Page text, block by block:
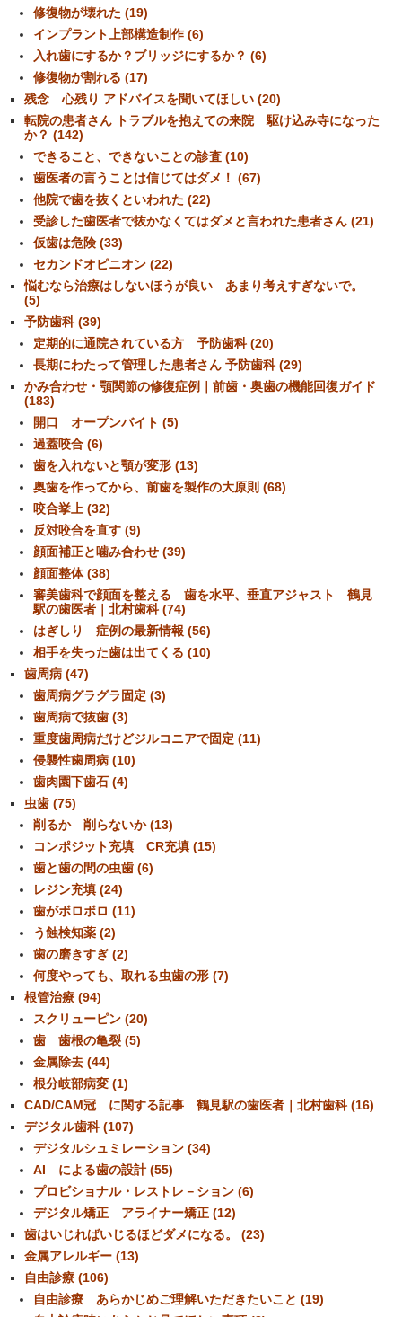
修復物が壊れた (19)
インプラント上部構造制作 (6)
入れ歯にするか？ブリッジにするか？ (6)
修復物が割れる (17)
残念 心残り アドバイスを聞いてほしい (20)
転院の患者さん トラブルを抱えての来院 駆け込み寺になった
か？ (142)
できること、できないことの診査 (10)
歯医者の言うことは信じてはダメ！ (67)
他院で歯を抜くといわれた (22)
受診した歯医者で抜かなくてはダメと言われた患者さん (21)
仮歯は危険 (33)
セカンドオピニオン (22)
悩むなら治療はしないほうが良い あまり考えすぎないで。
(5)
予防歯科 (39)
定期的に通院されている方 予防歯科 (20)
長期にわたって管理した患者さん 予防歯科 (29)
かみ合わせ・顎関節の修復症例｜前歯・奥歯の機能回復ガイド
(183)
開口 オープンバイト (5)
過蓋咬合 (6)
歯を入れないと顎が変形 (13)
奥歯を作ってから、前歯を製作の大原則 (68)
咬合挙上 (32)
反対咬合を直す (9)
顔面補正と噛み合わせ (39)
顔面整体 (38)
審美歯科で顔面を整える 歯を水平、垂直アジャスト 鶴見
駅の歯医者｜北村歯科 (74)
はぎしり 症例の最新情報 (56)
相手を失った歯は出てくる (10)
歯周病 (47)
歯周病グラグラ固定 (3)
歯周病で抜歯 (3)
重度歯周病だけどジルコニアで固定 (11)
侵襲性歯周病 (10)
歯肉園下歯石 (4)
虫歯 (75)
削るか 削らないか (13)
コンポジット充填 CR充填 (15)
歯と歯の間の虫歯 (6)
レジン充填 (24)
歯がボロボロ (11)
う蝕検知薬 (2)
歯の磨きすぎ (2)
何度やっても、取れる虫歯の形 (7)
根管治療 (94)
スクリューピン (20)
歯 歯根の亀裂 (5)
金属除去 (44)
根分岐部病変 (1)
CAD/CAM冠 に関する記事 鶴見駅の歯医者｜北村歯科 (16)
デジタル歯科 (107)
デジタルシュミレーション (34)
AI による歯の設計 (55)
プロビショナル・レストレ－ション (6)
デジタル矯正 アライナー矯正 (12)
歯はいじればいじるほどダメになる。 (23)
金属アレルギー (13)
自由診療 (106)
自由診療 あらかじめご理解いただきたいこと (19)